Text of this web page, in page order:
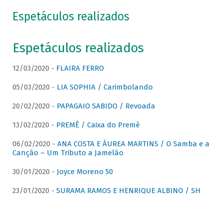
Espetáculos realizados
Espetáculos realizados
12/03/2020 - FLAIRA FERRO
05/03/2020 - LIA SOPHIA / Carimbolando
20/02/2020 - PAPAGAIO SABIDO / Revoada
13/02/2020 - PREMÊ / Caixa do Premê
06/02/2020 - ANA COSTA E ÁUREA MARTINS / O Samba e a
Canção – Um Tributo a Jamelão
30/01/2020 - Joyce Moreno 50
23/01/2020 - SURAMA RAMOS E HENRIQUE ALBINO / SH